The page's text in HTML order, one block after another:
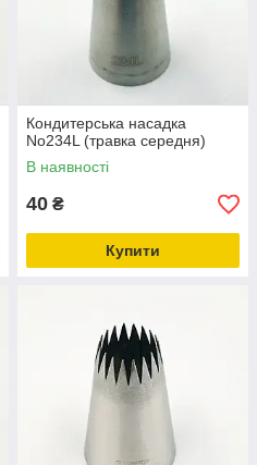
Кондитерська насадка
No234L (травка середня)
В наявності
40 ₴
Купити